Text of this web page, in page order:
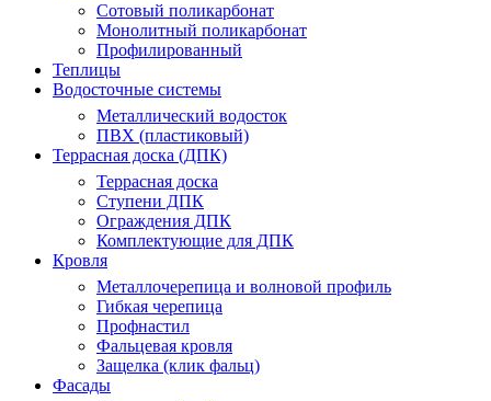
Сотовый поликарбонат
Монолитный поликарбонат
Профилированный
Теплицы
Водосточные системы
Металлический водосток
ПВХ (пластиковый)
Террасная доска (ДПК)
Террасная доска
Ступени ДПК
Ограждения ДПК
Комплектующие для ДПК
Кровля
Металлочерепица и волновой профиль
Гибкая черепица
Профнастил
Фальцевая кровля
Защелка (клик фальц)
Фасады